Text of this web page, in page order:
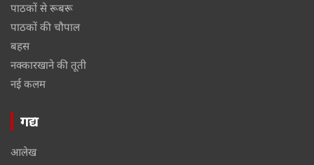
पाठकों से रूबरू
पाठकों की चौपाल
बहस
नक्कारखाने की तूती
नई कलम
गद्य
आलेख